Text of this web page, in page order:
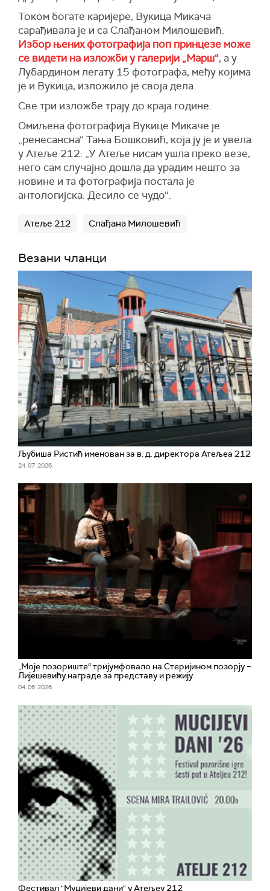
Током богате каријере, Вукица Микача
сарађивала је и са Слађаном Милошевић.
Избор њених фотографија поп принцезе може
се видети на изложби у галерији „Марш“, а у
Лубардином легату 15 фотографа, међу којима
је и Вукица, изложило је своја дела.
Све три изложбе трају до краја године.
Омиљена фотографија Вукице Микаче је
„ренесансна“ Тања Бошковић, која ју је и увела
у Атеље 212: „У Атеље нисам ушла преко везе,
него сам случајно дошла да урадим нешто за
новине и та фотографија постала је
антологијска. Десило се чудо“.
Атеље 212 Слађана Милошевић
Везани чланци
Љубиша Ристић именован за в. д. директора Атељеа 212
24. 07. 2026.
„Моје позориште“ тријумфовало на Стеријином позорју –
Лијешевићу награде за представу и режију
04. 06. 2026.
Фестивал "Муцијеви дани" у Атељеу 212